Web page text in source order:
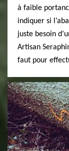
à faible
indiquer si
juste besoin
Artisan
faut pour